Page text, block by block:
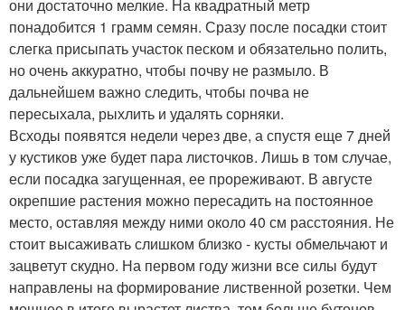
они достаточно мелкие. На квадратный метр
понадобится 1 грамм семян. Сразу после посадки стоит
слегка присыпать участок песком и обязательно полить,
но очень аккуратно, чтобы почву не размыло. В
дальнейшем важно следить, чтобы почва не
пересыхала, рыхлить и удалять сорняки.
Всходы появятся недели через две, а спустя еще 7 дней
у кустиков уже будет пара листочков. Лишь в том случае,
если посадка загущенная, ее прореживают. В августе
окрепшие растения можно пересадить на постоянное
место, оставляя между ними около 40 см расстояния. Не
стоит высаживать слишком близко - кусты обмельчают и
зацветут скудно. На первом году жизни все силы будут
направлены на формирование лиственной розетки. Чем